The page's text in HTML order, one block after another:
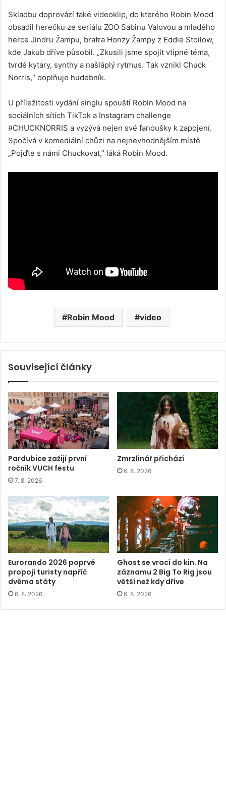
Skladbu doprovází také videoklip, do kterého Robin Mood
obsadil herečku ze seriálu ZOO Sabinu Valovou a mladého
herce Jindru Žampu, bratra Honzy Žampy z Eddie Stoilow,
kde Jakub dříve působil. „Zkusili jsme spojit vtipné téma,
tvrdé kytary, synthy a našláplý rytmus. Tak vznikl Chuck
Norris,“ doplňuje hudebník.
U příležitosti vydání singlu spouští Robin Mood na
sociálních sítích TikTok a Instagram challenge
#CHUCKNORRIS a vyzývá nejen své fanoušky k zapojení.
Spočívá v komediální chůzi na nejnevhodnějším místě
„Pojďte s námi Chuckovat,” láká Robin Mood.
Robin Mood video
Související články
Pardubice zažijí první
ročník VUCH festu
7. 8. 2026
Zmrzlinář přichází
6. 8. 2026
Eurorando 2026 poprvé
propojí turisty napříč
dvěma státy
6. 8. 2026
Ghost se vrací do kin. Na
záznamu 2 Big To Rig jsou
větší než kdy dříve
6. 8. 2026